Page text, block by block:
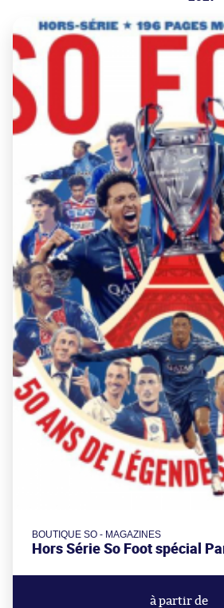
BOUTIQUE SO - MAGAZINES
Hors Série So Foot spécial
à partir de